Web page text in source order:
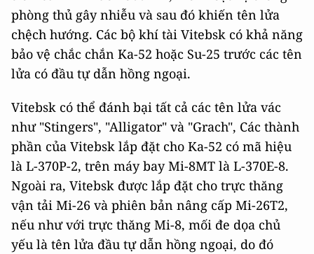
phòng thủ gây nhiễu và sau đó khiến tên lửa
chệch hướng. Các bộ khí tài Vitebsk có khả năng
bảo vệ chắc chắn Ka-52 hoặc Su-25 trước các tên
lửa có đầu tự dẫn hồng ngoại.
Vitebsk có thể đánh bại tất cả các tên lửa vác
như "Stingers", "Alligator" và "Grach", Các thành
phần của Vitebsk lắp đặt cho Ka-52 có mã hiệu
là L-370P-2, trên máy bay Mi-8MT là L-370E-8.
Ngoài ra, Vitebsk được lắp đặt cho trực thăng
vận tải Mi-26 và phiên bản nâng cấp Mi-26T2,
nếu như với trực thăng Mi-8, mối đe dọa chủ
yếu là tên lửa đầu tự dẫn hồng ngoại, do đó